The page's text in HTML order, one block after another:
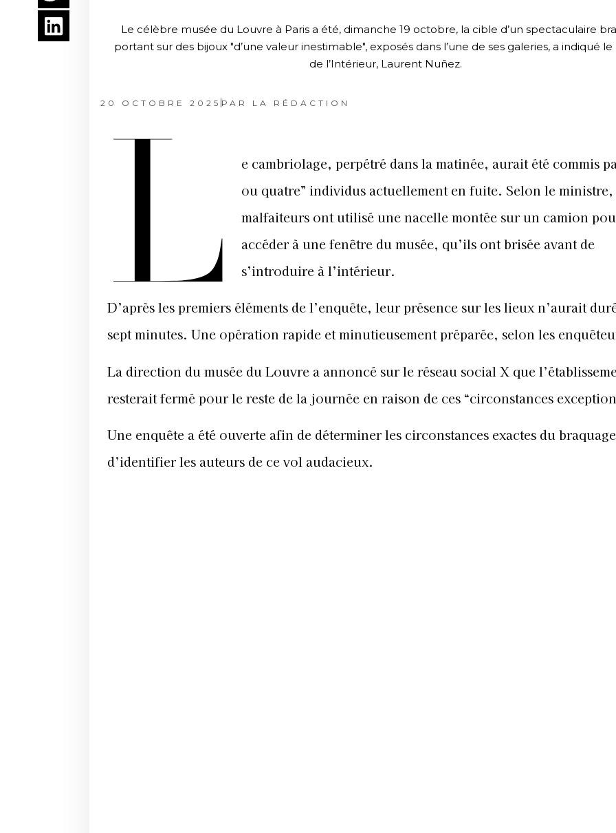
Le célèbre musée du Louvre à Paris a été, dimanche 19 octobre, la cible d’un spectaculaire
portant sur des bijoux "d’une valeur inestimable", exposés dans l’une de ses galeries, a indiqué
de l’Intérieur, Laurent Nuñez.
20 OCTOBRE 2025 PAR LA RÉDACTION
L
e cambriolage, perpétré dans la matinée, aurait été commis
ou quatre” individus actuellement en fuite. Selon le ministre,
malfaiteurs ont utilisé une nacelle montée sur un camion
accéder à une fenêtre du musée, qu’ils ont brisée avant de
s’introduire à l’intérieur.
D’après les premiers éléments de l’enquête, leur présence sur les lieux n’aurait
sept minutes. Une opération rapide et minutieusement préparée, selon les
La direction du musée du Louvre a annoncé sur le réseau social X que
resterait fermé pour le reste de la journée en raison de ces “circonstances
Une enquête a été ouverte afin de déterminer les circonstances exactes du
d’identifier les auteurs de ce vol audacieux.